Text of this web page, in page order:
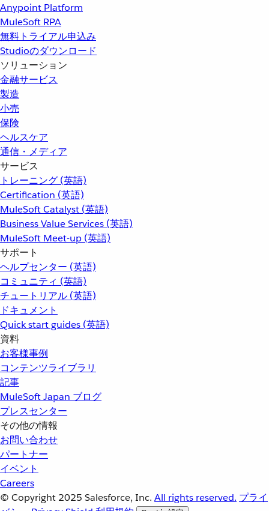
Anypoint Platform
MuleSoft RPA
無料トライアル申込み
Studioのダウンロード
ソリューション
金融サービス
製造
小売
保険
ヘルスケア
通信・メディア
サービス
トレーニング (英語)
Certification (英語)
MuleSoft Catalyst (英語)
Business Value Services (英語)
MuleSoft Meet-up (英語)
サポート
ヘルプセンター (英語)
コミュニティ (英語)
チュートリアル (英語)
ドキュメント
Quick start guides (英語)
資料
お客様事例
コンテンツライブラリ
記事
MuleSoft Japan ブログ
プレスセンター
その他の情報
お問い合わせ
パートナー
イベント
Careers
© Copyright 2025 Salesforce, Inc. All rights reserved. プライ